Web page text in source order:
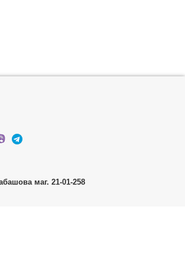
маг. 21-01-258